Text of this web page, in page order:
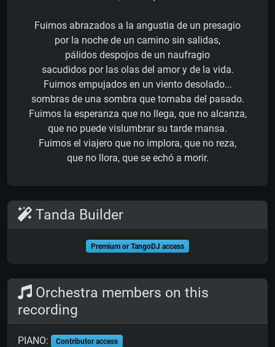
Fuimos abrazados a la angustia de un presagio
por la noche de un camino sin salidas,
pálidos despojos de un naufragio
sacudidos por las olas del amor y de la vida.
Fuimos empujados en un viento desolado...
sombras de una sombra que tornaba del pasado.
Fuimos la esperanza que no llega, que no alcanza,
que no puede vislumbrar su tarde mansa.
Fuimos el viajero que no implora, que no reza,
que no llora, que se echó a morir.
Tanda Builder
Premium or TangoDJ access
Orchestra members on this
recording
PIANO: Contributor access